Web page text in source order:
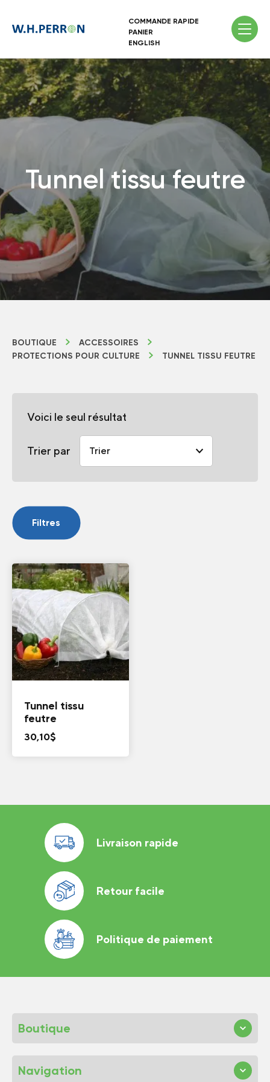
COMMANDE RAPIDE
PANIER
ENGLISH
Tunnel tissu feutre
BOUTIQUE
ACCESSOIRES
PROTECTIONS POUR CULTURE
TUNNEL TISSU FEUTRE
Voici le seul résultat
Trier par
Filtres
Tunnel tissu
feutre
30,10$
Livraison rapide
Retour facile
Politique de paiement
Boutique
Navigation